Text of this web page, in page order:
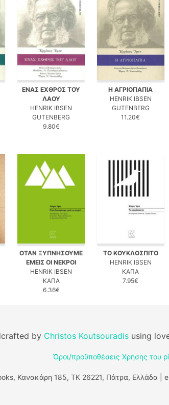
ΕΝΑΣ ΕΧΘΡΟΣ ΤΟΥ
ΛΑΟΥ
HENRIK IBSEN
GUTENBERG
9.80€
Η ΑΓΡΙΟΠΑΠΙΑ
HENRIK IBSEN
GUTENBERG
11.20€
ΟΤΑΝ ΞΥΠΝΗΣΟΥΜΕ
ΕΜΕΙΣ ΟΙ ΝΕΚΡΟΙ
HENRIK IBSEN
ΚΑΠΑ
6.36€
ΤΟ ΚΟΥΚΛΟΣΠΙΤΟ
HENRIK IBSEN
ΚΑΠΑ
7.95€
by Christos Koutsouradis using
Όροι/προϋποθέσεις Χρήσης του
Κανακάρη 185, ΤΚ 26221, Πάτρα, Ελλάδα |